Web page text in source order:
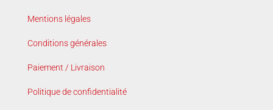
Mentions légales
Conditions générales
Paiement / Livraison
Politique de confidentialité